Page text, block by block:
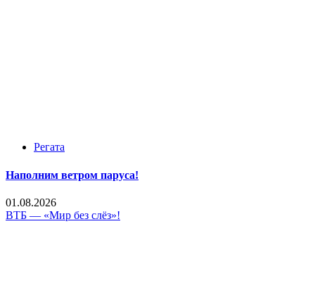
Регата
Наполним ветром паруса!
01.08.2026
ВТБ — «Мир без слёз»!